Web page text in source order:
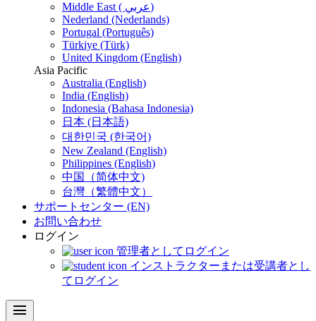
Middle East ( عربي)
Nederland (Nederlands)
Portugal (Português)
Türkiye (Türk)
United Kingdom (English)
Asia Pacific
Australia (English)
India (English)
Indonesia (Bahasa Indonesia)
日本 (日本語)
대한민국 (한국어)
New Zealand (English)
Philippines (English)
中国（简体中文)
台灣（繁體中文）
サポートセンター (EN)
お問い合わせ
ログイン
管理者としてログイン
インストラクターまたは受講者とし
てログイン
menu